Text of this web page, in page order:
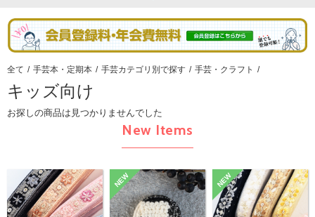
全て / 手芸本・定期本 / 手芸カテゴリ別で探す / 手芸・クラフト /
キッズ向け
お探しの商品は見つかりませんでした
New Items
NEW NEW